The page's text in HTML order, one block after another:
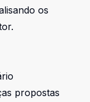
os
propostas